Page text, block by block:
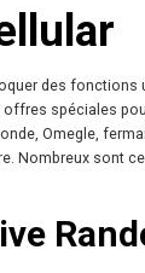
des
spéciales
Omegle,
Nombreux sont